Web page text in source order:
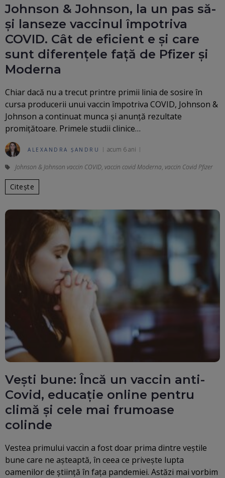
Johnson & Johnson, la un pas să-
și lanseze vaccinul împotriva
COVID. Cât de eficient e și care
sunt diferențele față de Pfizer și
Moderna
Chiar dacă nu a trecut printre primii linia de sosire în
cursa producerii unui vaccin împotriva COVID, Johnson &
Johnson a continuat munca și anunță rezultate
promițătoare. Primele studii clinice…
ALEXANDRA ȘANDRU acum 6 ani
Johnson & Johnson vaccin COVID, vaccin covid Moderna, vaccin Covid Pfizer
Citește
Vești bune: Încă un vaccin anti-
Covid, educație online pentru
climă și cele mai frumoase
colinde
Vestea primului vaccin a fost doar prima dintre veștile
bune care ne așteaptă, în ceea ce privește lupta
oamenilor de știință în fața pandemiei. Astăzi mai vorbim